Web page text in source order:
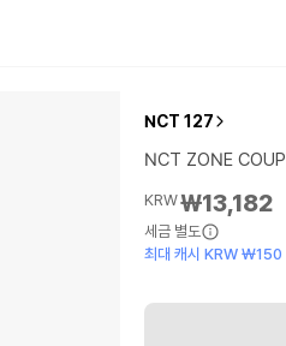
NCT 127
NCT ZONE
KRW₩13,182
세금 별도
최대 캐시 KRW ₩150